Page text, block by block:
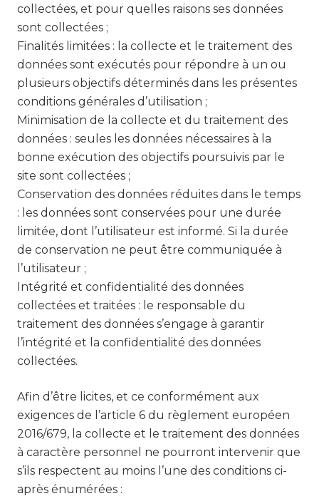
collectées, et pour quelles raisons ses données
sont collectées ;
Finalités limitées : la collecte et le traitement des
données sont exécutés pour répondre à un ou
plusieurs objectifs déterminés dans les présentes
conditions générales d’utilisation ;
Minimisation de la collecte et du traitement des
données : seules les données nécessaires à la
bonne exécution des objectifs poursuivis par le
site sont collectées ;
Conservation des données réduites dans le temps
: les données sont conservées pour une durée
limitée, dont l’utilisateur est informé. Si la durée
de conservation ne peut être communiquée à
l’utilisateur ;
Intégrité et confidentialité des données
collectées et traitées : le responsable du
traitement des données s’engage à garantir
l’intégrité et la confidentialité des données
collectées.
Afin d’être licites, et ce conformément aux
exigences de l’article 6 du règlement européen
2016/679, la collecte et le traitement des données
à caractère personnel ne pourront intervenir que
s’ils respectent au moins l’une des conditions ci-
après énumérées :